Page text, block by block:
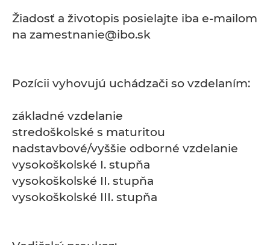
Žiadosť a životopis posielajte iba e-mailom
na zamestnanie@ibo.sk
Pozícii vyhovujú uchádzači so vzdelaním:
základné vzdelanie
stredoškolské s maturitou
nadstavbové/vyššie odborné vzdelanie
vysokoškolské I. stupňa
vysokoškolské II. stupňa
vysokoškolské III. stupňa